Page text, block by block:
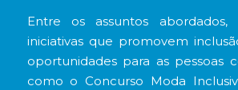
Entre os assuntos abordados,
iniciativas que promovem
oportunidades para as pessoas
como o Concurso Moda